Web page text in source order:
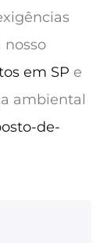
nosso
em SP e
ambiental
de-